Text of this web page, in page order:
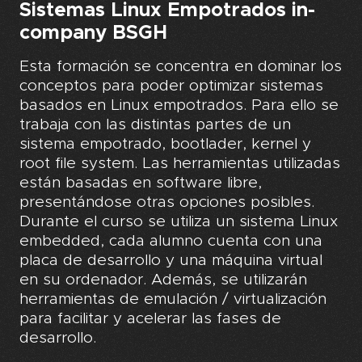
Sistemas Linux Empotrados in-
company BSGH
Esta formación se concentra en dominar los
conceptos para poder optimizar sistemas
basados en Linux empotrados. Para ello se
trabaja con las distintas partes de un
sistema empotrado, bootlader, kernel y
root file system. Las herramientas utilizadas
están basadas en software libre,
presentándose otras opciones posibles.
Durante el curso se utiliza un sistema Linux
embedded, cada alumno cuenta con una
placa de desarrollo y una máquina virtual
en su ordenador. Además, se utilizarán
herramientas de emulación / virtualización
para facilitar y acelerar las fases de
desarrollo.